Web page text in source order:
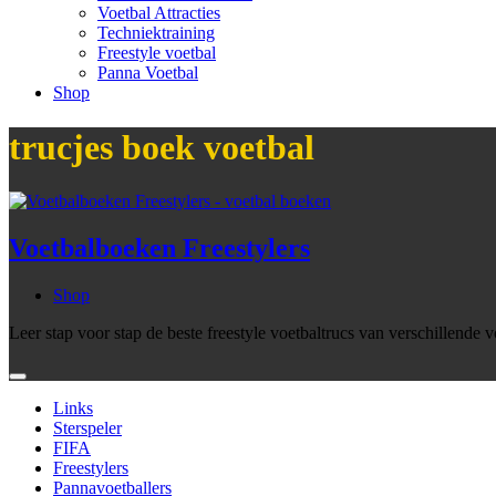
Voetbal Attracties
Techniektraining
Freestyle voetbal
Panna Voetbal
Shop
trucjes boek voetbal
Voetbalboeken Freestylers
Shop
Leer stap voor stap de beste freestyle voetbaltrucs van
Links
Sterspeler
FIFA
Freestylers
Pannavoetballers